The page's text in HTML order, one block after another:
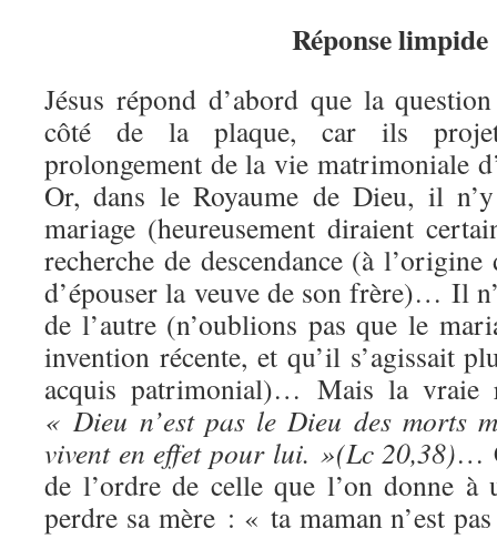
Réponse
Jésus répond d’abord que la
côté de la plaque, car ils
prolongement de la vie matrimoniale
Or, dans le Royaume de Dieu, il
mariage (heureusement diraient
recherche de descendance (à
d’épouser la veuve de son frère)… Il
de l’autre (n’oublions pas que le
invention récente, et qu’il s’agissait
acquis patrimonial)… Mais la vraie
« Dieu n’est pas le Dieu des morts
vivent en effet pour lui. »(Lc 20,38)…
de l’ordre de celle que l’on donne
perdre sa mère : « ta maman n’est